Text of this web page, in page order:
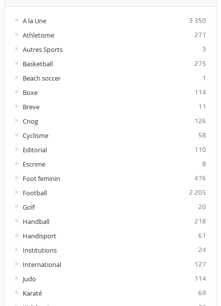
A la Une 3 350
Athletisme 271
Autres Sports 3
Basketball 275
Beach soccer 1
Boxe 114
Breve 11
Cnog 126
Cyclisme 58
Editorial 110
Escrime 8
Foot feminin 476
Football 2 205
Golf 20
Handball 218
Handisport 61
Institutions 24
International 127
Judo 114
Karaté 69